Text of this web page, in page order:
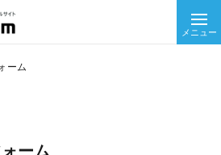
メニュー
ーム
ーム